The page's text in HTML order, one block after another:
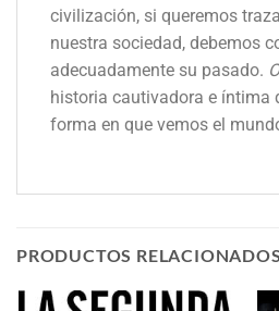
civilización, si queremos
nuestra sociedad, debemos
adecuadamente su pasado.
historia cautivadora e íntima
forma en que vemos el
PRODUCTOS RELACIONADOS